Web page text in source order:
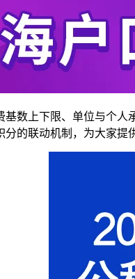
基数上下限、单位与个
的联动机制，为大家提